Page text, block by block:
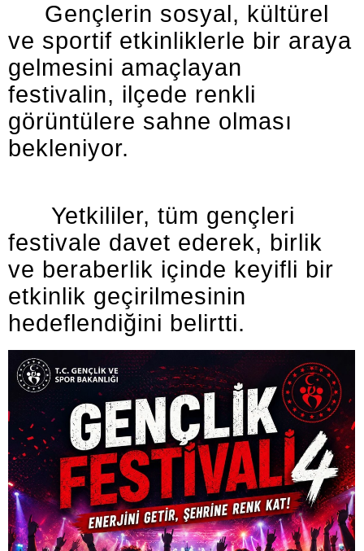
Gençlerin sosyal, kültürel
ve sportif etkinliklerle bir araya
gelmesini amaçlayan
festivalin, ilçede renkli
görüntülere sahne olması
bekleniyor.
Yetkililer, tüm gençleri
festivale davet ederek, birlik
ve beraberlik içinde keyifli bir
etkinlik geçirilmesinin
hedeflendiğini belirtti.